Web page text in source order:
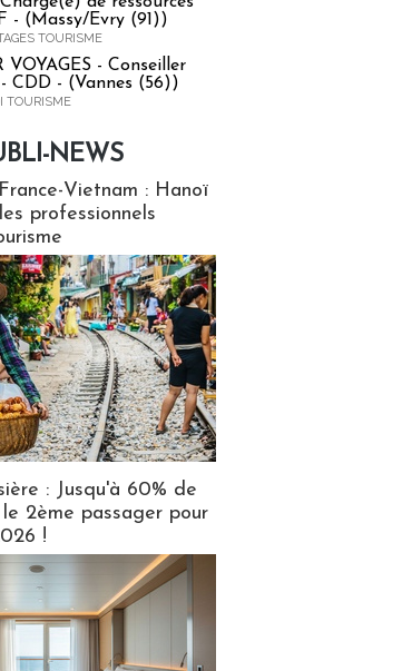
- (Massy/Evry (91))
TOURISME
VOYAGES - Conseiller
CDD - (Vannes (56))
TOURISME
NEWS
Vietnam : Hanoï
professionnels
: Jusqu'à 60% de
2ème passager pour
!